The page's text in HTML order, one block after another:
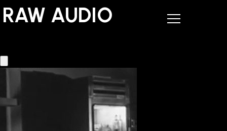
RAW AUDIO
RAW AUDIO